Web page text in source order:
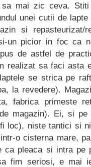
mai zic ceva.
unei cutii de
si repasteurizat/
un picior in foc ca
de astfel de
realizat sa faci asta
se strica pe
la revedere).
fabrica primeste
magazin). Ei, si
loc), niste tantici si
o cisterna mare,
ca pleaca si intra pe
fim seriosi, e mai